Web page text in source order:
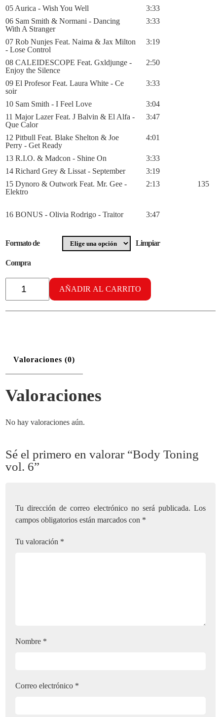
05 Aurica - Wish You Well
3:33
06 Sam Smith & Normani - Dancing
With A Stranger
3:33
07 Rob Nunjes Feat. Naima & Jax Milton
- Lose Control
3:19
08 CALEIDESCOPE Feat. Gxldjunge -
Enjoy the Silence
2:50
09 El Profesor Feat. Laura White - Ce
soir
3:33
10 Sam Smith - I Feel Love
3:04
11 Major Lazer Feat. J Balvin & El Alfa -
Que Calor
3:47
12 Pitbull Feat. Blake Shelton & Joe
Perry - Get Ready
4:01
13 R.I.O. & Madcon - Shine On
3:33
14 Richard Grey & Lissat - September
3:19
15 Dynoro & Outwork Feat. Mr. Gee -
Elektro
2:13 135
16 BONUS - Olivia Rodrigo - Traitor 3:47
Formato de
Compra
Limpiar
Body
Toning
cantidad
AÑADIR AL CARRITO
Valoraciones (0)
Valoraciones
No hay valoraciones aún.
Sé el primero en valorar “Body Toning
vol. 6”
Tu dirección de correo electrónico no será publicada. Los
campos obligatorios están marcados con *
Tu valoración *
Nombre *
Correo electrónico *